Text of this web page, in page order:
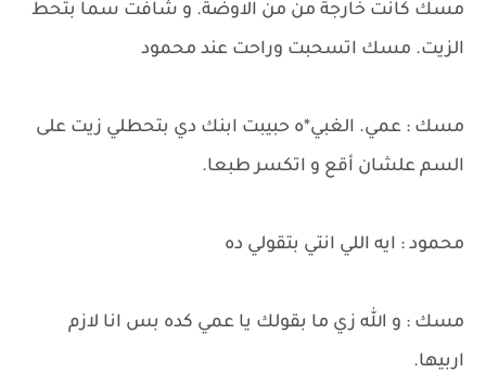
مسك كانت خارجة من من الاوضة. و شافت سما بتحط
الزيت. مسك اتسحبت وراحت عند محمود
مسك : عمي. الغبي*ه حبيبت ابنك دي بتحطلي زيت على
السم علشان أقع و اتكسر طبعا.
محمود : ايه اللي انتي بتقولي ده
مسك : و الله زي ما بقولك يا عمي كده بس انا لازم
اربيها.